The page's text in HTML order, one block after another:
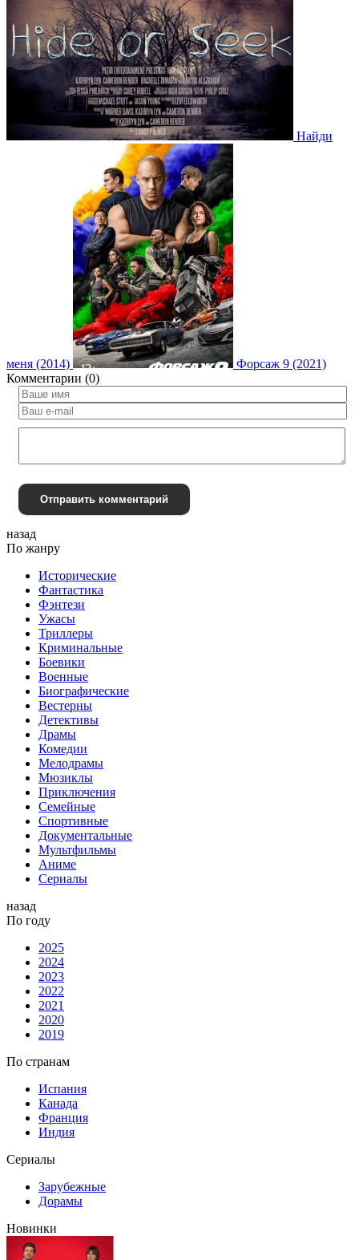
Найди
меня (2014)
Форсаж 9 (2021)
Комментарии (0)
Отправить комментарий
назад
По жанру
Исторические
Фантастика
Фэнтези
Ужасы
Триллеры
Криминальные
Боевики
Военные
Биографические
Вестерны
Детективы
Драмы
Комедии
Мелодрамы
Мюзиклы
Приключения
Семейные
Спортивные
Документальные
Мультфильмы
Аниме
Сериалы
назад
По году
2025
2024
2023
2022
2021
2020
2019
По странам
Испания
Канада
Франция
Индия
Сериалы
Зарубежные
Дорамы
Новинки